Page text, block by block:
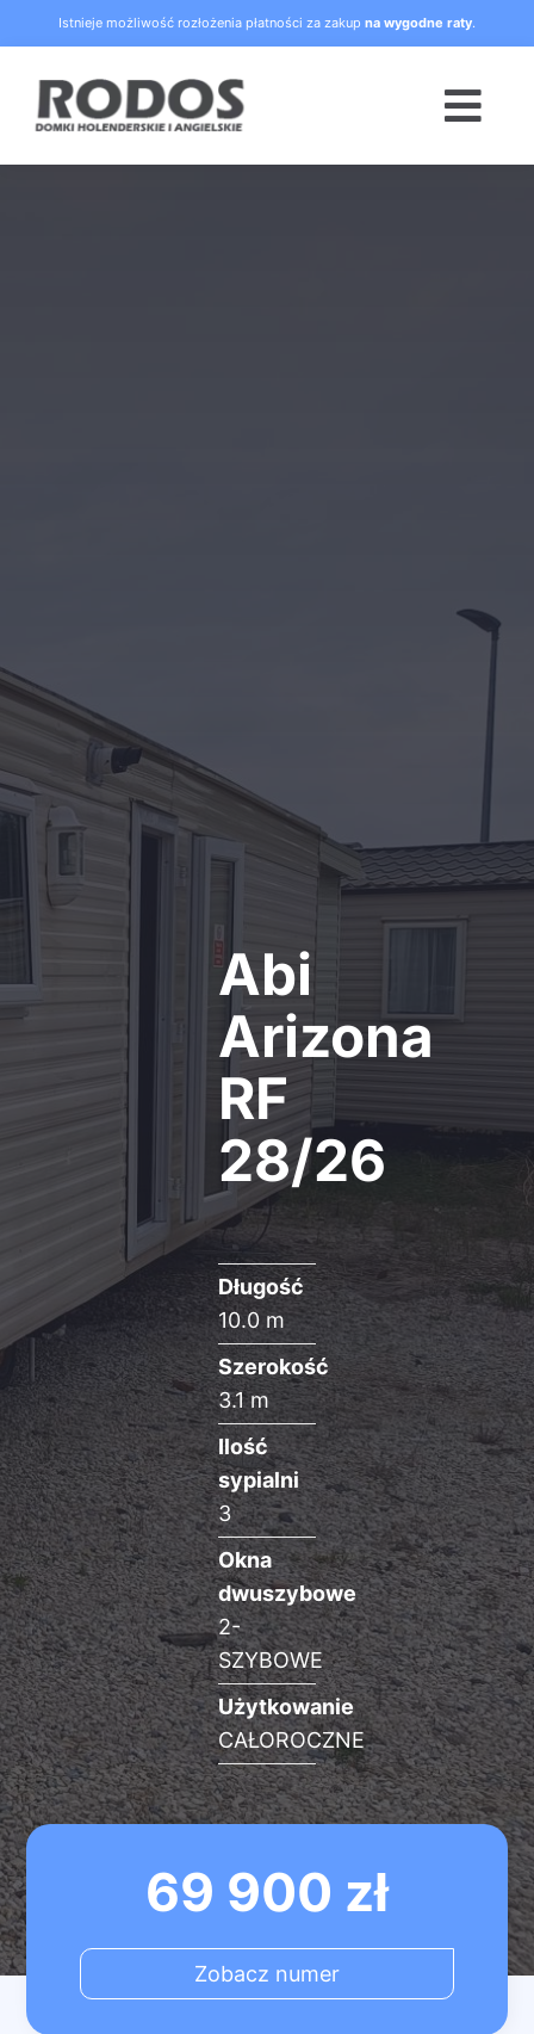
to
content
Istnieje możliwość rozłożenia płatności za zakup na wygodne raty.
69 900 zł
Zobacz numer
Abi
Arizona
RF
28/26
Długość
10.0 m
Szerokość
3.1 m
Ilość
sypialni
3
Okna
dwuszybowe
2-
SZYBOWE
Użytkowanie
CAŁOROCZNE